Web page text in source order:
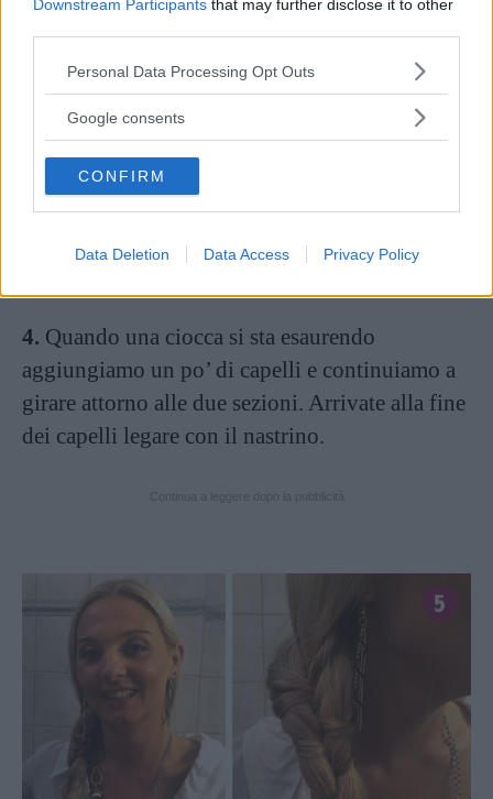
Downstream Participants that may further disclose it to other
Please note that this website/app uses one or more Google
not limited to your visit or usage behaviour. You may click to
use your data for below specified purposes in below Google
consent section.
Personal Data Processing Opt Outs
Google consents
CONFIRM
Data Deletion Data Access Privacy Policy
4. Quando una ciocca si sta esaurendo
aggiungiamo un po’ di capelli e continuiamo a
girare attorno alle due sezioni. Arrivate alla fine
dei capelli legare con il nastrino.